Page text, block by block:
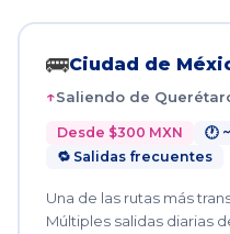
🚌Ciudad de
Saliendo de
Desde $300 MXN
🕐
🔁 Salidas frecuentes
Una de las rutas más
Múltiples salidas diarias